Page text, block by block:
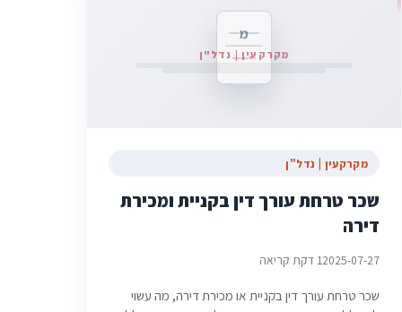
מ
מקרקעין | נדל"ן
מקרקעין | נדל"ן
שכר טרחת עורך דין בקניית ומכירת
דירה
2025-07-271 דקת קריאה
שכר טרחת עורך דין בקניית או מכירת דירה, מה עשוי